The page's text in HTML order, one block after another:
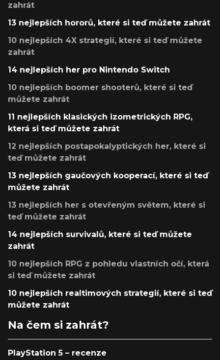
zahrát
13 nejlepších hororů, které si teď můžete zahrát
10 nejlepších 4X strategií, které si teď můžete
zahrát
14 nejlepších her pro Nintendo Switch
10 nejlepších boomer shooterů, které si teď
můžete zahrát
11 nejlepších klasických izometrických RPG,
která si teď můžete zahrát
12 nejlepších postapokalyptických her, které si
teď můžete zahrát
13 nejlepších gaučových kooperací, které si teď
můžete zahrát
13 nejlepších her s otevřeným světem, které si
teď můžete zahrát
14 nejlepších survivalů, které si teď můžete
zahrát
10 nejlepších RPG z pohledu vlastních očí, která
si teď můžete zahrát
10 nejlepších realtimových strategií, které si teď
můžete zahrát
Na čem si zahrát?
PlayStation 5 – recenze